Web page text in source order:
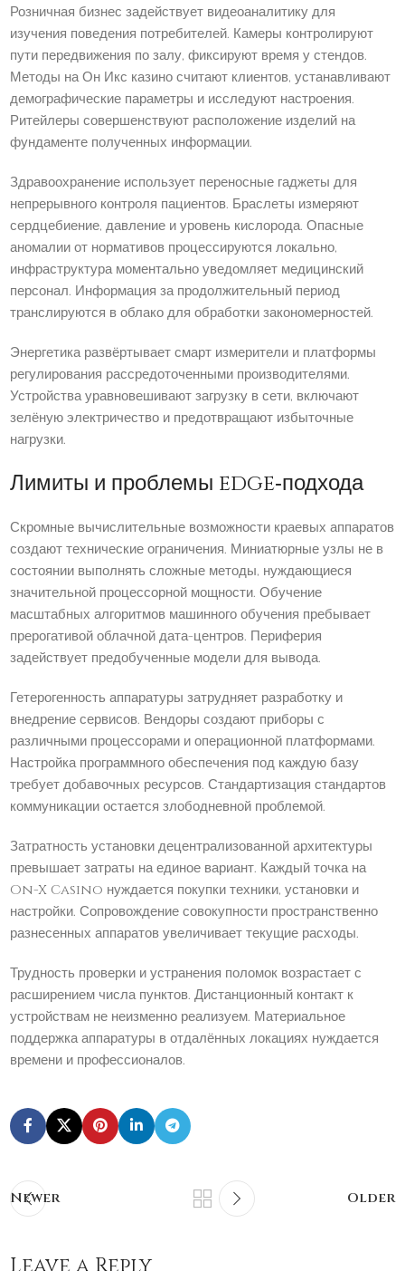
Розничная бизнес задействует видеоаналитику для
изучения поведения потребителей. Камеры контролируют
пути передвижения по залу, фиксируют время у стендов.
Методы на Он Икс казино считают клиентов, устанавливают
демографические параметры и исследуют настроения.
Ритейлеры совершенствуют расположение изделий на
фундаменте полученных информации.
Здравоохранение использует переносные гаджеты для
непрерывного контроля пациентов. Браслеты измеряют
сердцебиение, давление и уровень кислорода. Опасные
аномалии от нормативов процессируются локально,
инфраструктура моментально уведомляет медицинский
персонал. Информация за продолжительный период
транслируются в облако для обработки закономерностей.
Энергетика развёртывает смарт измерители и платформы
регулирования рассредоточенными производителями.
Устройства уравновешивают загрузку в сети, включают
зелёную электричество и предотвращают избыточные
нагрузки.
Лимиты и проблемы edge‑подхода
Скромные вычислительные возможности краевых аппаратов
создают технические ограничения. Миниатюрные узлы не в
состоянии выполнять сложные методы, нуждающиеся
значительной процессорной мощности. Обучение
масштабных алгоритмов машинного обучения пребывает
прерогативой облачной дата-центров. Периферия
задействует предобученные модели для вывода.
Гетерогенность аппаратуры затрудняет разработку и
внедрение сервисов. Вендоры создают приборы с
различными процессорами и операционной платформами.
Настройка программного обеспечения под каждую базу
требует добавочных ресурсов. Стандартизация стандартов
коммуникации остается злободневной проблемой.
Затратность установки децентрализованной архитектуры
превышает затраты на единое вариант. Каждый точка на
On-X Casino нуждается покупки техники, установки и
настройки. Сопровождение совокупности пространственно
разнесенных аппаратов увеличивает текущие расходы.
Трудность проверки и устранения поломок возрастает с
расширением числа пунктов. Дистанционный контакт к
устройствам не неизменно реализуем. Материальное
поддержка аппаратуры в отдалённых локациях нуждается
времени и профессионалов.
Newer Older